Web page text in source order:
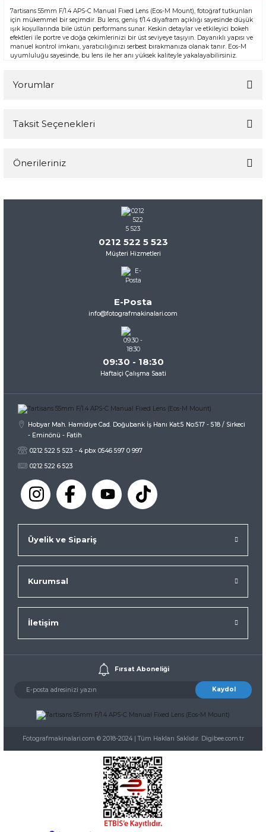
7artisans 55mm F/1.4 APS-C Manual Fixed Lens (Eos-M Mount), fotoğraf tutkunları
için mükemmel bir seçimdir. Bu lens, geniş f/1.4 diyafram açıklığı sayesinde düşük
ışık koşullarında bile üstün performans sunar. Keskin detaylar ve etkileyici bokeh
efektleri ile portre ve doğa çekimlerinizi bir üst seviyeye taşıyın. Dayanıklı yapısı ve
manuel kontrol imkanı, yaratıcılığınızı serbest bırakmanıza olanak tanır. Eos-M
uyumluluğu sayesinde, bu lens ile her anı yüksek kaliteyle yakalayabilirsiniz.
Yorumlar
Taksit Seçenekleri
Önerileriniz
konularda yetersiz gördüğünüz noktaları öneri formunu
kullanarak tarafımıza iletebilirsiniz.
Görüş ve önerileriniz için teşekkür ederiz.
Ürün resmi kalitesiz, bozuk veya görüntülenemiyor.
Ürün açıklamasında eksik bilgiler bulunuyor.
Ürün fiyatı diğer sitelerden daha pahalı.
0212 522 5 523
Müşteri Hizmetleri
E-Posta
info@fotografmakinalari.com
09:30 - 18:30
Haftaiçi Çalışma Saati
Hobyar Mah. Hamidiye Cad. Doğubank İş Hanı Kat:5 No:517 - 518 / Sirkeci
- Eminönü - Fatih
0212 522 5 523 - 4 pbx 0546 597 0 997
0212 522 6 523
Üyelik ve Sipariş
Kurumsal
İletişim
Fırsat Aboneliği
Kaydol
Fotografmakinalari.com © 2018-2024 | Tüm Hakları Saklıdır. Digibee.com.tr